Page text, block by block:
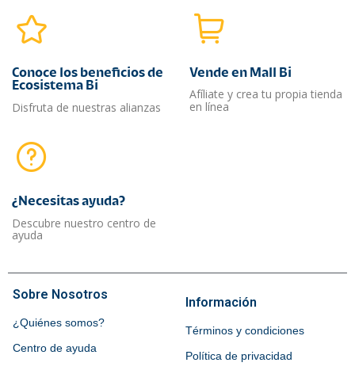
Conoce los beneficios de
Ecosistema Bi
Disfruta de nuestras alianzas
Vende en Mall Bi
Afíliate y crea tu propia tienda
en línea
¿Necesitas ayuda?​
Descubre nuestro centro de
ayuda
Sobre Nosotros
¿Quiénes somos?
Centro de ayuda
Información
Términos y condiciones
Política de privacidad